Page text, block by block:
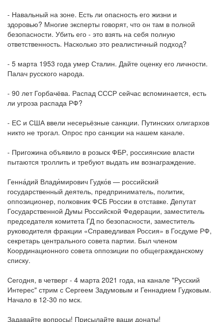
- Навальный на зоне. Есть ли опасность его жизни и
здоровью? Многие эксперты говорят, что он там в полной
безопасности. Убить его - это взять на себя полную
ответственность. Насколько это реалистичный подход?
- 5 марта 1953 года умер Сталин. Дайте оценку его личности.
Палач русского народа.
- 90 лет Горбачёва. Распад СССР сейчас вспоминается, есть
ли угроза распада РФ?
- ЕС и США ввели несерьёзные санкции. Путинских олигархов
никто не трогал. Опрос про санкции на нашем канале.
- Пригожина объявило в розыск ФБР, россиянские власти
пытаются троллить и требуют выдать им вознаграждение.
Генна́дий Влади́мирович Гудко́в — российский
государственный деятель, предприниматель, политик,
оппозиционер, полковник ФСБ России в отставке. Депутат
Государственной Думы Российской Федерации, заместитель
председателя комитета ГД по безопасности, заместитель
руководителя фракции «Справедливая Россия» в Госдуме РФ,
секретарь центрального совета партии. Был членом
Координационного совета оппозиции по общегражданскому
списку.
Сегодня, в четверг - 4 марта 2021 года, на канале "Русский
Интерес" стрим с Сергеем Задумовым и Геннадием Гудковым.
Начало в 12-30 по мск.
Задавайте вопросы! Присылайте ваши донаты!